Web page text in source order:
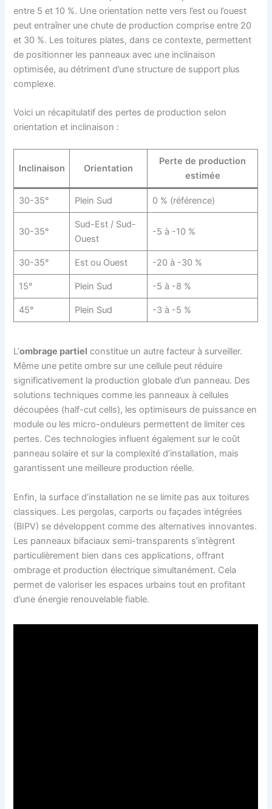
entre 5 et 10 %. Une orientation nette vers l’est ou l’ouest
peut entraîner une chute de production comprise entre 20
et 30 %. Les toitures plates, dans ce contexte, permettent
de positionner les panneaux avec une inclinaison
optimisée, au détriment d’une structure de support plus
complexe.
Voici un récapitulatif des pertes de production selon
orientation et inclinaison :
Inclinaison Orientation
Perte de production
estimée
30-35° Plein Sud 0 % (référence)
30-35°
Sud-Est / Sud-
Ouest
-5 à -10 %
30-35° Est ou Ouest -20 à -30 %
15° Plein Sud -5 à -8 %
45° Plein Sud -3 à -5 %
L’ombrage partiel constitue un autre facteur à surveiller.
Même une petite ombre sur une cellule peut réduire
significativement la production globale d’un panneau. Des
solutions techniques comme les panneaux à cellules
découpées (half-cut cells), les optimiseurs de puissance en
module ou les micro-onduleurs permettent de limiter ces
pertes. Ces technologies influent également sur le coût
panneau solaire et sur la complexité d’installation, mais
garantissent une meilleure production réelle.
Enfin, la surface d’installation ne se limite pas aux toitures
classiques. Les pergolas, carports ou façades intégrées
(BIPV) se développent comme des alternatives innovantes.
Les panneaux bifaciaux semi-transparents s’intègrent
particulièrement bien dans ces applications, offrant
ombrage et production électrique simultanément. Cela
permet de valoriser les espaces urbains tout en profitant
d’une énergie renouvelable fiable.